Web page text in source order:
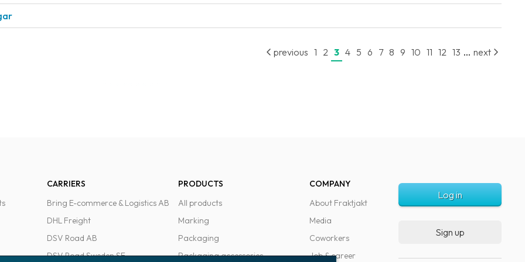
previous 1 2 3 4 5 6 7 8 9 10 11 12 13 ... next
CARRIERS
Bring E-commerce & Logistics AB
DHL Freight
DSV Road AB
DSV Road Sweden SE
PRODUCTS
All products
Marking
Packaging
Packaging accessories
COMPANY
About Fraktjakt
Media
Coworkers
Job & career
Log in
Sign up